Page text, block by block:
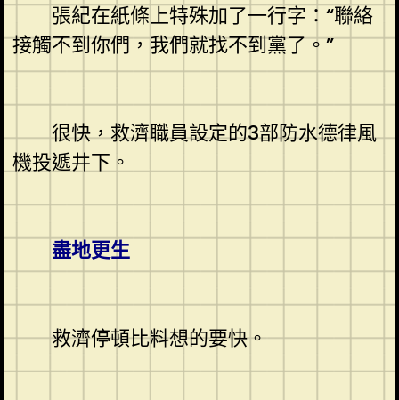
張紀在紙條上特殊加了一行字：“聯絡
接觸不到你們，我們就找不到黨了。”
很快，救濟職員設定的3部防水德律風
機投遞井下。
盡地更生
救濟停頓比料想的要快。